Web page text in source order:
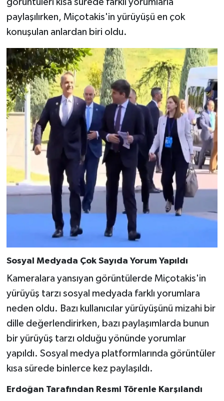
görüntüleri kısa sürede farklı yorumlarla
paylaşılırken, Miçotakis'in yürüyüşü en çok
konuşulan anlardan biri oldu.
Sosyal Medyada Çok Sayıda Yorum Yapıldı
Kameralara yansıyan görüntülerde Miçotakis'in
yürüyüş tarzı sosyal medyada farklı yorumlara
neden oldu. Bazı kullanıcılar yürüyüşünü mizahi bir
dille değerlendirirken, bazı paylaşımlarda bunun
bir yürüyüş tarzı olduğu yönünde yorumlar
yapıldı. Sosyal medya platformlarında görüntüler
kısa sürede binlerce kez paylaşıldı.
Erdoğan Tarafından Resmi Törenle Karşılandı